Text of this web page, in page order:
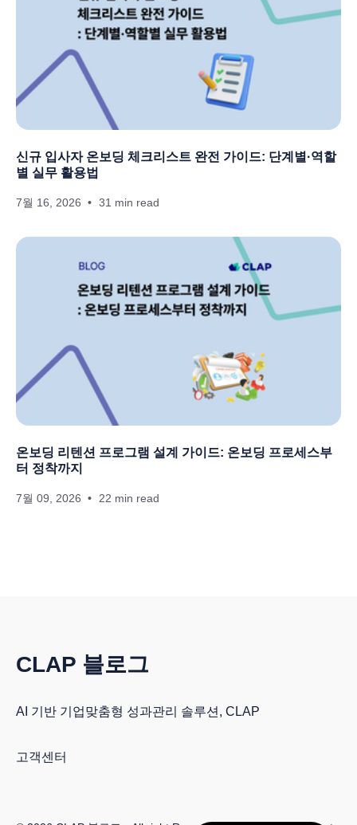
신규 입사자 온보딩 체크리스트 완전 가이드: 단계별·역할
별 실무 활용법
7월 16, 2026 31 min read
온보딩 리텐션 프로그램 설계 가이드: 온보딩 프로세스부
터 정착까지
7월 09, 2026 22 min read
CLAP 블로그
AI 기반 기업맞춤형 성과관리 솔루션, CLAP
고객센터